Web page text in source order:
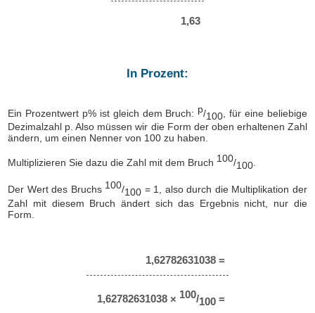
1,63
In Prozent:
Ein Prozentwert p% ist gleich dem Bruch: p/100 , für eine beliebige
Dezimalzahl p. Also müssen wir die Form der oben erhaltenen Zahl
ändern, um einen Nenner von 100 zu haben.
Multiplizieren Sie dazu die Zahl mit dem Bruch 100/100
Der Wert des Bruchs 100/100 = 1, also durch die Multiplikation der
Zahl mit diesem Bruch ändert sich das Ergebnis nicht, nur die
Form.
1,62782631038 =
1,62782631038 × 100/100 =